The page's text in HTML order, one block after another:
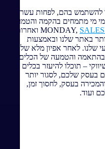
להשתמש בהם, לפחות עשרות
מי מתמחים בהקמה והטמעה
ואחרות.
באתר שלנו ובאמצעות
שלנו. לאחר אפיון מלא של
בהתאמה והטמעה של הכלים
– תוכלו להיעזר בכלים
בעסק שלכם, לסגור יותר
בעסק, לחסוך זמן,
ועוד.